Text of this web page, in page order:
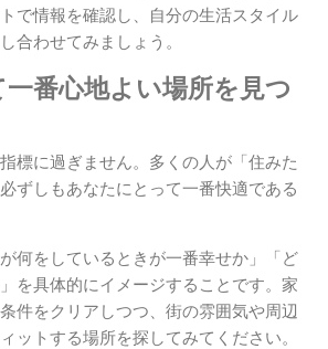
で情報を確認し、自分の生活スタイル
合わせてみましょう。
番心地よい場所を見つ
標に過ぎません。多くの人が「住みた
ずしもあなたにとって一番快適である
何をしているときが一番幸せか」「ど
を具体的にイメージすることです。家
件をクリアしつつ、街の雰囲気や周辺
ットする場所を探してみてください。